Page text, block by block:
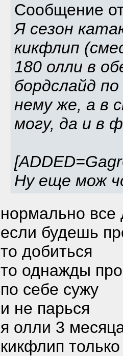
Сообщение
Я сезон
кикфлип
180 олли в
бордслайд
нему же, а в
могу, да и в
Ну еще мож
нормально все
если будешь
то добиться
то однажды
по себе сужу
и не парься
я олли 3
кикфлип